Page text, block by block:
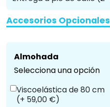
Accesorios Opcionales
Almohada
Selecciona una opción
Viscoelástica de 80 cm
(+ 59,00 €)